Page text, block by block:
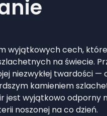
wyjątkowych cech,
na świecie.
niezwykłej twardości
kamieniem
jest wyjątkowo odporny
noszonej na co dzień.